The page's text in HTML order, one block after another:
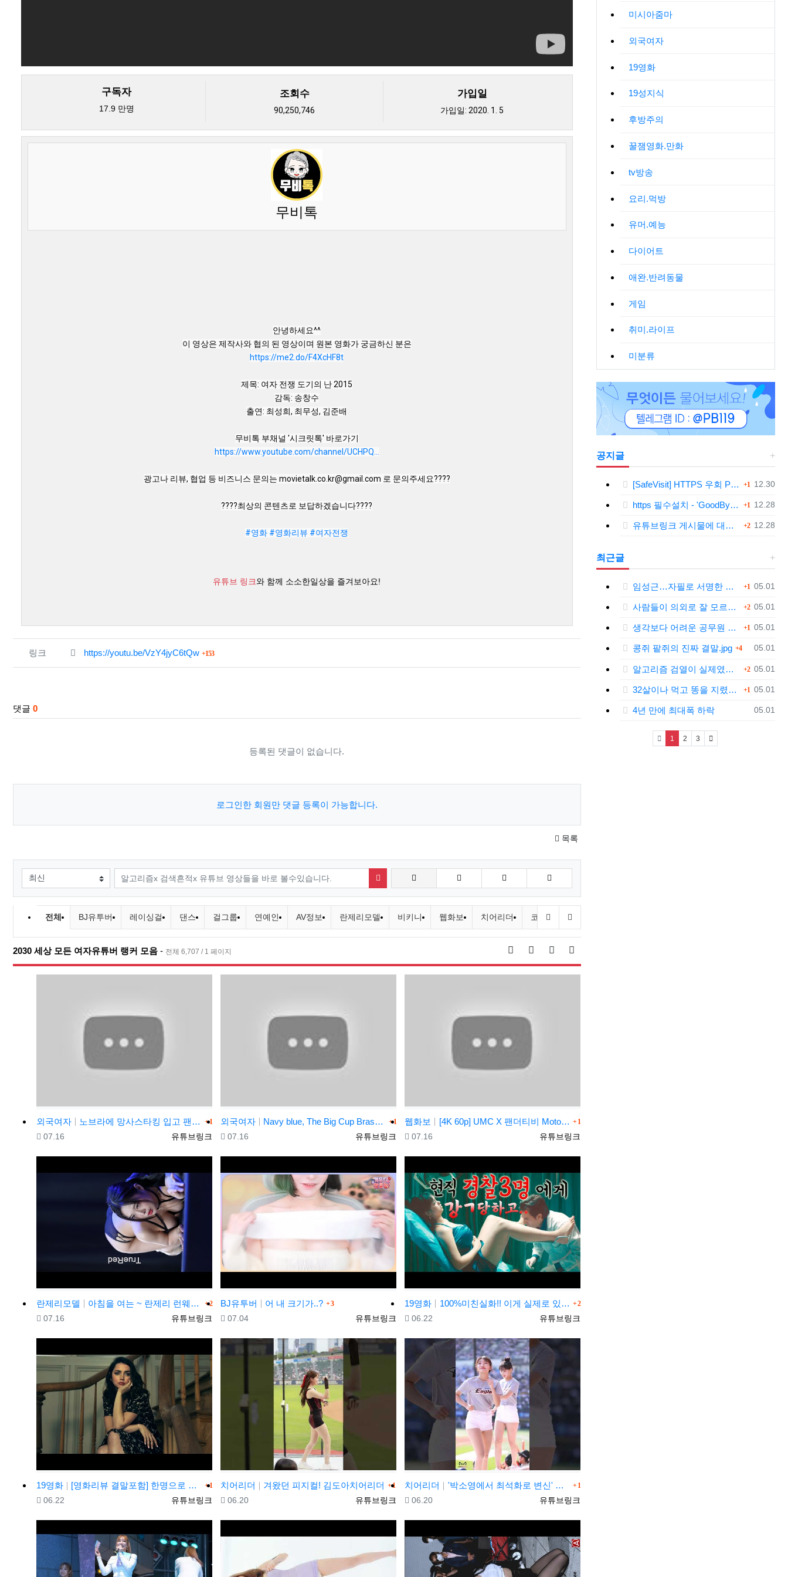
구독자
17.9 만명
조회수
90,250,746
가입일
가입일:2020. 1. 5
무비톡
안녕하세요^^
https://me2.do/F4XcHF8t
제목: 여자 전쟁 도기의 난 2015
감독: 송창수
출연: 최성희, 최무성, 김준배
https://www.youtube.com/channel/UCHPQ...
광고나 리뷰, 협업 등 비즈니스 문의는 movietalk.co.kr@gmail.com 로 문의주세요????
????최상의 콘텐츠로 보답하겠습니다????
#영화 #영화리뷰 #여자전쟁
유튜브 링크와 함께 소소한일상을 즐겨보아요!
관련자료
링크 https://youtu.be/VzY4jyC6tQw 153회 연결
댓글 0
등록된 댓글이 없습니다.
로그인한 회원만 댓글 등록이 가능합니다.
목록
검색조건 검색어
검색하기
유튜브링크 분류 목록
전체 BJ유투버 레이싱걸 댄스 걸그룹 연예인 AV정보 란제리모델 비키니 웹화보 치어리더 코스프레이전 분류다음 분류
2030 세상 모든 여자유튜버 랭커 모음 - 전체 6,707 / 1 페이지
게시물 정렬
리스트 스타일
웹진 스타일게시판 검색
외국여자 노브라에 망사스타킹 입고 팬티리뷰하는 일본아줌마 가정부..家事代行サービス Japan's household (… 댓글
1
등록자
유튜브링크
등록일
07.16
외국여자 Navy blue, The Big Cup Bras, episode 1, series 2 댓글
1
등록자
유튜브링크
등록일
07.16
웹화보 [4K 60p] UMC X 팬더티비 MotorShow 걸크러쉬 태리 직캠 ver1 (UMC X Panda T… 댓글
1
등록자
유튜브링크
등록일
07.16
란제리모델 아침을 여는 ~ 란제리 런웨이 2023 COVER GIRL SIX 댓글
2
등록자
유튜브링크
등록일
07.16
BJ유투버 어 내 크기가..? 댓글
3
등록자
유튜브링크
등록일
07.04
19영화 100%미친실화!! 이게 실제로 있었던 일이랍니다...(빡침????주의) 영화리뷰/결말포함 댓글
2
등록자
유튜브링크
등록일
06.22
19영화 [영화리뷰 결말포함] 한명으로 만족하지 못하는 미녀 아내의 욕구를 풀어주는 남자들 댓글
1
등록자
유튜브링크
등록일
06.22
치어리더 겨왔던 피지컬! 김도아치어리더 댓글
1
등록자
유튜브링크
등록일
06.20
치어리더 '박소영에서 최석화로 변신' 최석화 치어리더(Choi Seok-Hwa) 직캠 @프로야구(한화이글스)/2306… 댓글
1
등록자
유튜브링크
등록일
06.20
미시아줌마
외국여자
19영화
19성지식
후방주의
꿀잼영화.만화
tv방송
요리.먹방
유머.예능
다이어트
애완.반려동물
게임
취미.라이프
미분류
공지글
등록일
12.30
[SafeVisit] HTTPS 우회 PC 필수설치!, 모바일 최강속도 1 댓글
등록일
12.28
https 필수설치 - 'GoodByeDPI' 프로그램 다운로드<< 1 댓글
등록일
12.28
유튜브링크 게시물에 대한 안내와 삭제 요청 공지 2댓글
최근글
등록일
05.01
임성근…자필로 서명한 문건 보니 1 댓글
등록일
05.01
사람들이 의외로 잘 모르는 '육개장'의 뜻.jpg 2댓글
등록일
05.01
생각보다 어려운 공무원 업무....jpg 1 댓글
등록일
05.01
콩쥐 팥쥐의 진짜 결말.jpg 4댓글
등록일
05.01
알고리즘 검열이 실제였다는 틱톡.jpg 2댓글
등록일
05.01
32살이나 먹고 똥을 지렸다.jpg 1 댓글
등록일
05.01
4년 만에 최대폭 하락
1 (current)
2 3